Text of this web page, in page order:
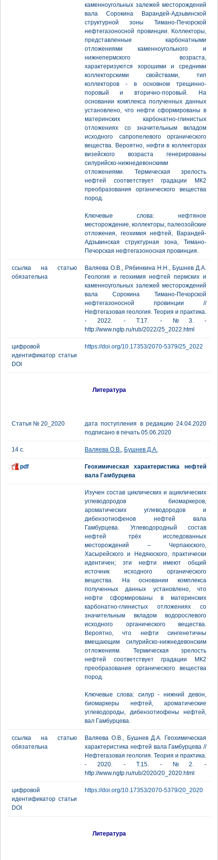
каменноугольных залежей месторождений
вала Сорокина Варандей-Адзьвинской
структурной зоны Тимано-Печорской
нефтегазоносной провинции. Коллекторы,
представленные карбонатными
отложениями каменноугольного и
нижнепермского возраста,
характеризуются хорошими и средними
коллекторскими свойствами, тип
коллекторов - в основном трещинно-
поровый и вторично-поровый. На
основании комплекса полученных данных
установлено, что нефти сформированы в
материнских карбонатно-глинистых
отложениях со значительным вкладом
исходного сапропелевого органического
вещества. Вероятно, нефти в коллекторах
визейского возраста генерированы
силурийско-нижнедевонскими
отложениями. Термическая зрелость
нефтей соответствует градации МК2
преобразования органического вещества
пород.
Ключевые слова: нефтяное
месторождение, коллекторы, палеозойские
отложения, геохимия нефтей, Варандей-
Адзьвинская структурная зона, Тимано-
Печорская нефтегазоносная провинция.
ссылка на статью
обязательна
Валяева О.В., Рябинкина Н.Н., Бушнев Д.А.
Геология и геохимия нефтей пермских и
каменноугольных залежей месторождений
вала Сорокина Тимано-Печорской
нефтегазоносной провинции //
Нефтегазовая геология. Теория и практика.
- 2022. - Т.17. - №3. -
http://www.ngtp.ru/rub/2022/25_2022.html
цифровой
идентификатор статьи
DOI
https://doi.org/10.17353/2070-5379/25_2022
Литература
Статья № 20_2020
дата поступления в редакцию 24.04.2020
подписано в печать 05.06.2020
14 с. Валяева О.В., Бушнев Д.А.
pdf
Геохимическая характеристика нефтей
вала Гамбурцева
Изучен состав циклических и ациклических
углеводородов биомаркеров,
ароматических углеводородов и
дибензотиофенов нефтей вала
Гамбурцева. Углеводородный состав
нефтей трёх исследованных
месторождений – Черпаюского,
Хасырейского и Недяюского, практически
идентичен; эти нефти имеют общий
источник исходного органического
вещества. На основании комплекса
полученных данных установлено, что
нефти сформированы в материнских
карбонатно-глинистых отложениях со
значительным вкладом водорослевого
исходного органического вещества.
Вероятно, что нефти сингенетичны
вмещающим силурийско-нижнедевонским
отложениям. Термическая зрелость
нефтей соответствует градации МК2
преобразования органического вещества
пород.
Ключевые слова: силур - нижний девон,
биомаркеры нефтей, ароматические
углеводороды, дибензотиофены нефтей,
вал Гамбурцева.
ссылка на статью
обязательна
Валяева О.В., Бушнев Д.А. Геохимическая
характеристика нефтей вала Гамбурцева //
Нефтегазовая геология. Теория и практика.
- 2020. - Т.15. - №2. -
http://www.ngtp.ru/rub/2020/20_2020.html
цифровой
идентификатор статьи
DOI
https://doi.org/10.17353/2070-5379/20_2020
Литература